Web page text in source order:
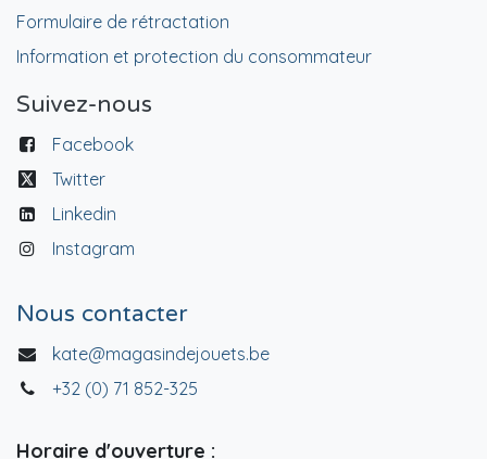
Formulaire de rétractation
Information et protection du consommateur
Suivez-nous
Facebook
Twitter
Linkedin
Instagram
Nous contacter
kate@magasindejouets.be
+32 (0) 71 852-325
Horaire d'ouverture :